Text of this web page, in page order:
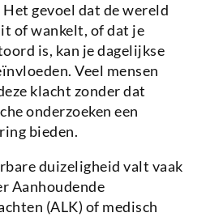
gevoel dat de wereld
of wankelt, of dat je
is, kan je dagelijkse
Veel mensen
klacht zonder dat
onderzoeken een
bieden.
duizeligheid valt vaak
Aanhoudende
(ALK) of medisch